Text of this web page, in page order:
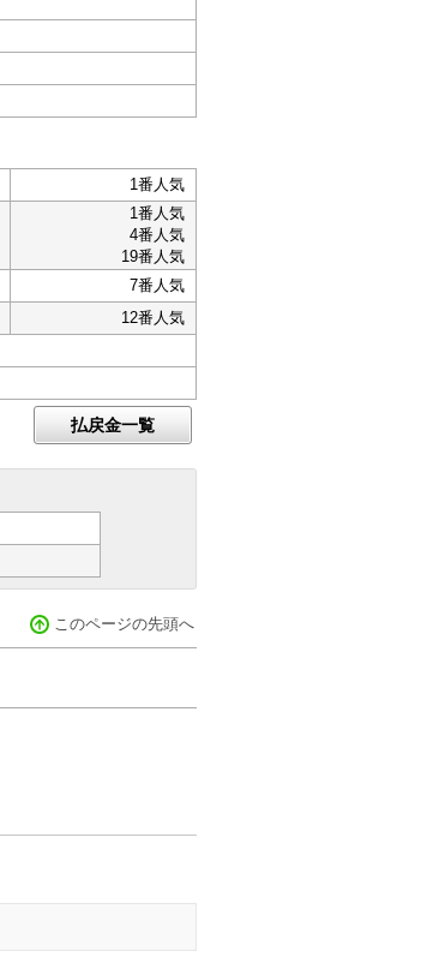
1番人気
1番人気
4番人気
19番人気
7番人気
12番人気
払戻金一覧
このページの先頭へ